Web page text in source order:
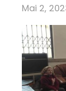
Mai 2,